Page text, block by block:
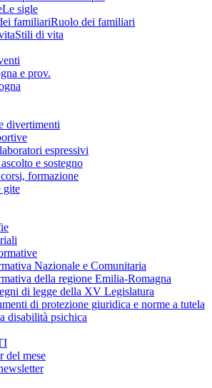
Le sigle
Ruolo dei familiari
Stili di vita
e prov.
divertimenti
espressivi
e sostegno
formazione
gite
Nazionale e Comunitaria
della regione Emilia-Romagna
di legge della XV Legislatura
di protezione giuridica e norme a tutela
disabilità psichica
del mese